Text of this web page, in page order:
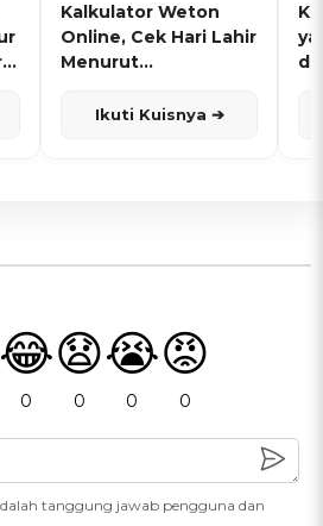
Kalkulator Weton
Online, Cek Hari Lahir
Menurut
Ikuti Kuisnya ➔
😂
0
😧
0
😭
0
😡
0
tanggung jawab pengguna dan